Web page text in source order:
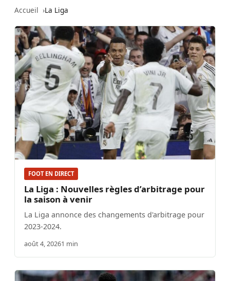
Accueil La Liga
FOOT EN DIRECT
La Liga : Nouvelles règles d’arbitrage pour
la saison à venir
La Liga annonce des changements d'arbitrage pour
2023-2024.
août 4, 20261 min